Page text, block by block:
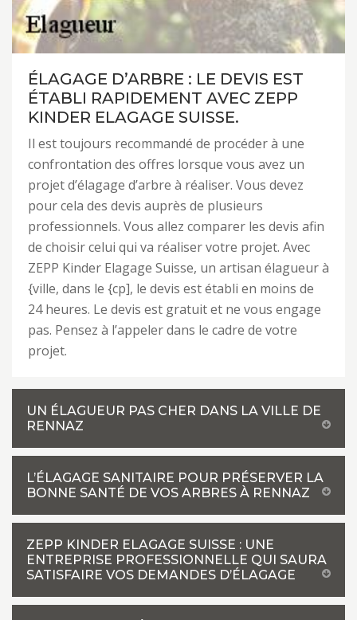
ÉLAGAGE D’ARBRE : LE DEVIS EST
ÉTABLI RAPIDEMENT AVEC ZEPP
KINDER ELAGAGE SUISSE.
Il est toujours recommandé de procéder à une
confrontation des offres lorsque vous avez un
projet d’élagage d’arbre à réaliser. Vous devez
pour cela des devis auprès de plusieurs
professionnels. Vous allez comparer les devis afin
de choisir celui qui va réaliser votre projet. Avec
ZEPP Kinder Elagage Suisse, un artisan élagueur à
{ville, dans le {cp], le devis est établi en moins de
24 heures. Le devis est gratuit et ne vous engage
pas. Pensez à l’appeler dans le cadre de votre
projet.
UN ÉLAGUEUR PAS CHER DANS LA VILLE DE
RENNAZ
L’ÉLAGAGE SANITAIRE POUR PRÉSERVER LA
BONNE SANTÉ DE VOS ARBRES À RENNAZ
ZEPP KINDER ELAGAGE SUISSE : UNE
ENTREPRISE PROFESSIONNELLE QUI SAURA
SATISFAIRE VOS DEMANDES D’ÉLAGAGE